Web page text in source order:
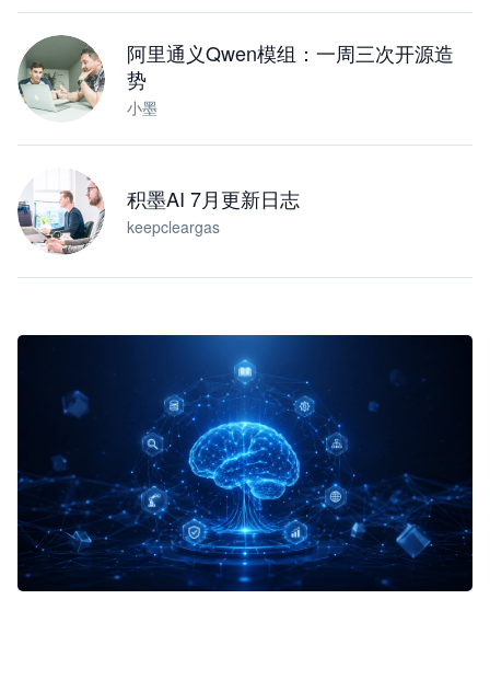
阿里通义Qwen模组：一周三次开源造
势
小墨
积墨AI 7月更新日志
keepcleargas